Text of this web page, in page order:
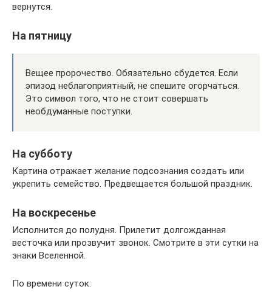
вернутся.
На пятницу
Вещее пророчество. Обязательно сбудется. Если
эпизод неблагоприятный, не спешите огорчаться.
Это символ того, что не стоит совершать
необдуманные поступки.
На субботу
Картина отражает желание подсознания создать или
укрепить семейство. Предвещается большой праздник.
На воскресенье
Исполнится до полудня. Прилетит долгожданная
весточка или прозвучит звонок. Смотрите в эти сутки на
знаки Вселенной.
По времени суток: